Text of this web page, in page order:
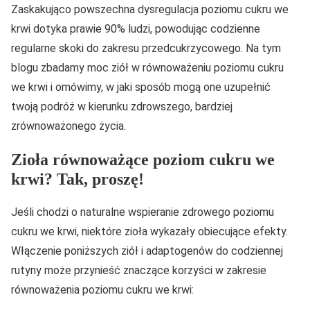
Zaskakująco powszechna dysregulacja poziomu cukru we
krwi dotyka prawie 90% ludzi, powodując codzienne
regularne skoki do zakresu przedcukrzycowego. Na tym
blogu zbadamy moc ziół w równoważeniu poziomu cukru
we krwi i omówimy, w jaki sposób mogą one uzupełnić
twoją podróż w kierunku zdrowszego, bardziej
zrównoważonego życia.
Zioła równoważące poziom cukru we
krwi? Tak, proszę!
Jeśli chodzi o naturalne wspieranie zdrowego poziomu
cukru we krwi, niektóre zioła wykazały obiecujące efekty.
Włączenie poniższych ziół i adaptogenów do codziennej
rutyny może przynieść znaczące korzyści w zakresie
równoważenia poziomu cukru we krwi: